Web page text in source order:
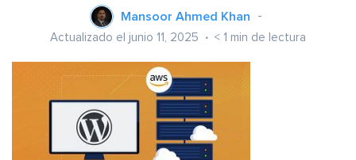
Mansoor Ahmed Khan
Actualizado el junio 11, 2025 < 1 min de lectura